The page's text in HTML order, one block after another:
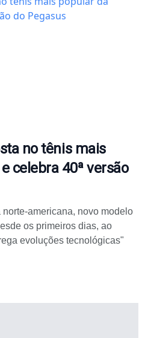
no tênis mais
celebra 40ª versão
americana, novo modelo
os primeiros dias, ao
evoluções tecnológicas"